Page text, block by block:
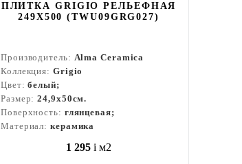
ПЛИТКА GRIGIO РЕЛЬЕФНАЯ
249X500 (TWU09GRG027)
Производитель: Alma Ceramica
Коллекция: Grigio
Цвет:белый;
Размер:24,9x50см.
Поверхность: глянцевая;
Материал: керамика
1 295 i м2